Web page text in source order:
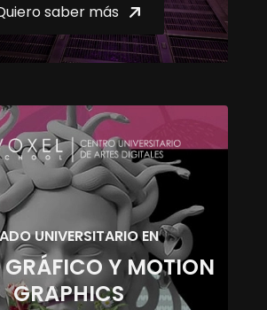
saber más
UNIVERSITARIO EN
GRÁFICO Y MOTION
GRAPHICS